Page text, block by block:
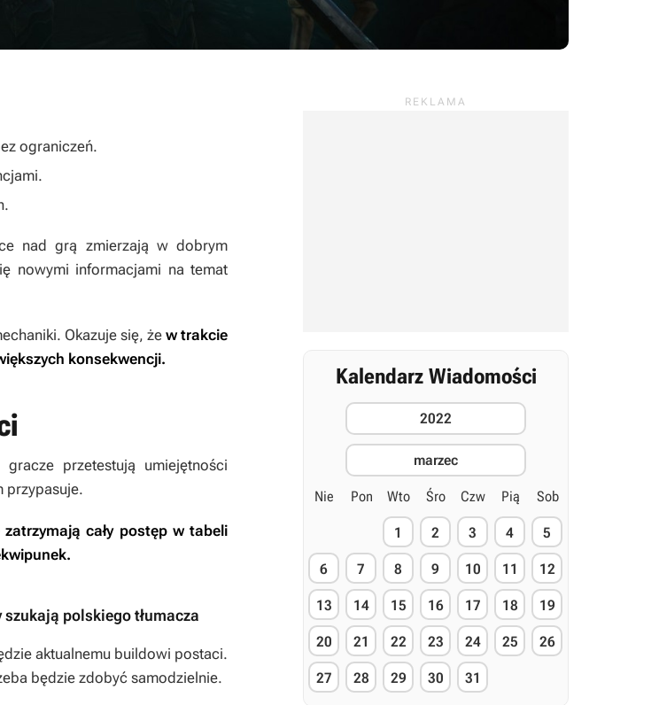
ograniczeń.
nad grą zmierzają w dobrym
nowymi informacjami na temat
Okazuje się, że w trakcie
konsekwencji.
przetestują umiejętności
przypasuje.
zatrzymają cały postęp w tabeli
polskiego tłumacza
aktualnemu buildowi postaci.
będzie zdobyć samodzielnie.
Kalendarz Wiadomości
2022
marzec
Nie Pon Wto Śro Czw Pią Sob
1 2 3 4 5
6 7 8 9 10 11 12
13 14 15 16 17 18 19
20 21 22 23 24 25 26
27 28 29 30 31